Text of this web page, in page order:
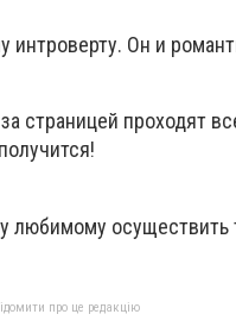
интроверту. Он и
страницей проходят
любимому осуществить
про це редакцію